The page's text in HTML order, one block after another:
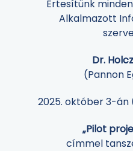
Értesítünk
Alkalmazott
Dr.
(Pannon
2025. október 3-
„Pilot
címmel